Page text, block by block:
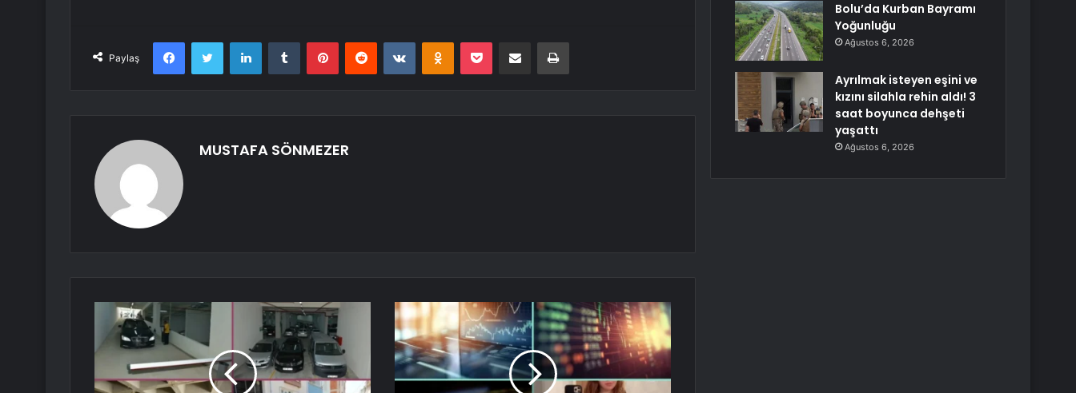
Paylaş
FacebookTwitter LinkedInTumblr PinterestReddit VKontakteOdnoklassniki
Pocket E-Posta ile paylaş Yazdır
MUSTAFA SÖNMEZER
Bolu’da Kurban Bayramı
Yoğunluğu
Ağustos 6, 2026
Ayrılmak isteyen eşini ve
kızını silahla rehin aldı! 3
saat boyunca dehşeti
yaşattı
Ağustos 6, 2026